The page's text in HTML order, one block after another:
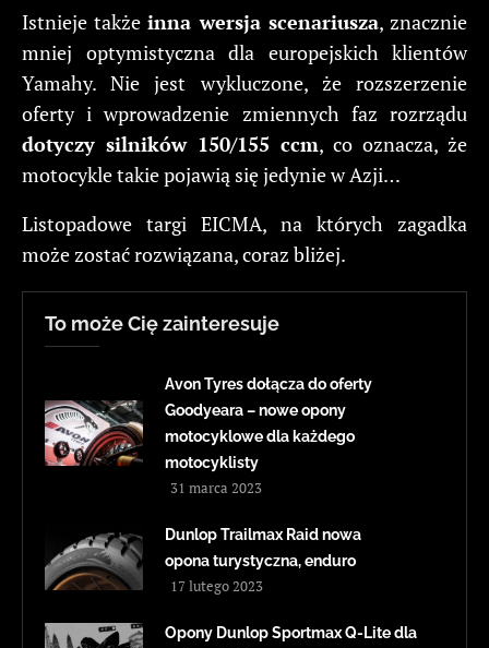
Istnieje takżeinna wersja scenariusza, znacznie
mniej optymistyczna dla europejskich klientów
Yamahy. Nie jest wykluczone, że rozszerzenie
oferty i wprowadzenie zmiennych faz rozrządu
dotyczy silników 150/155 ccm, co oznacza, że
motocykle takie pojawią się jedynie w Azji…
Listopadowe targi EICMA, na których zagadka
może zostać rozwiązana, coraz bliżej.
To może Cię zainteresuje
Avon Tyres dołącza do oferty
Goodyeara – nowe opony
motocyklowe dla każdego
motocyklisty
31 marca 2023
Dunlop Trailmax Raid nowa
opona turystyczna, enduro
17 lutego 2023
Opony Dunlop Sportmax Q-Lite dla